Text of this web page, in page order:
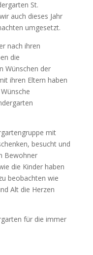
St.
auch dieses Jahr
umgesetzt.
nach ihren
die
Wünschen der
ihren Eltern haben
mit
besucht und
Bewohner
die Kinder haben
beobachten wie
Alt die Herzen
für die immer